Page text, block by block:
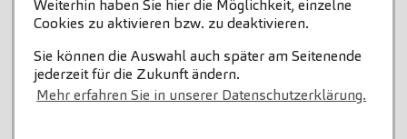
COOKIE-EINSTELLUNGEN
IMPRESSUM
DATENSCHUTZ
Weiterhin haben Sie hier die Möglichkeit, einzelne
Cookies zu aktivieren bzw. zu deaktivieren.
Sie können die Auswahl auch später am Seitenende
jederzeit für die Zukunft ändern.
Mehr erfahren Sie in unserer Datenschutzerklärung.